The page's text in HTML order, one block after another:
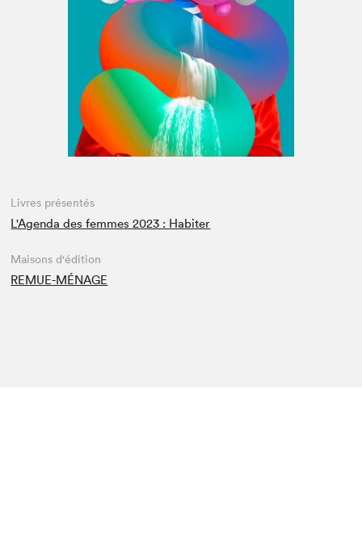
Espace médias
Livres présentés
L'Agenda des femmes 2023 : Habiter
Maisons d'édition
REMUE-MÉNAGE